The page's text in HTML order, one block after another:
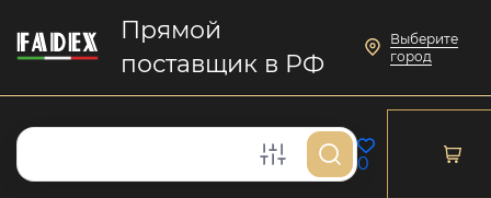
Прямой
поставщик в РФ
Выберите
город
0